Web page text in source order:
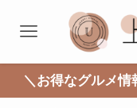
＼お得なグルメ情